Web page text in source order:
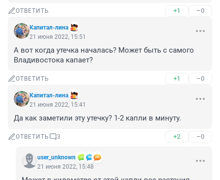
ОТВЕТИТЬ +1 –0
Капитал-лина
21 июня 2022, 15:51
А вот когда утечка началась? Может быть с самого
Владивостока капает?
ОТВЕТИТЬ +1 –0
Капитал-лина
21 июня 2022, 15:41
Да как заметили эту утечку? 1-2 капли в минуту.
ОТВЕТИТЬ 3 +2 –0
user_unknown
21 июня 2022, 15:48